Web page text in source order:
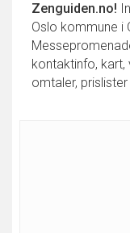
Zenguiden.no!
Oslo kommune
kontaktinfo, kart,
omtaler,